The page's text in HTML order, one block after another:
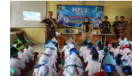
Masyarakat